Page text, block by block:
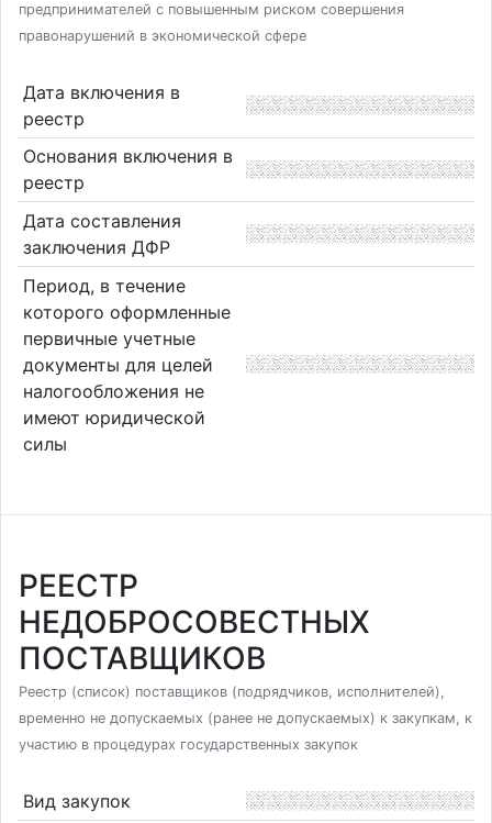
предпринимателей с повышенным риском совершения
правонарушений в экономической сфере
Дата включения в
реестр
Основания включения в
реестр
Дата составления
заключения ДФР
Период, в течение
которого оформленные
первичные учетные
документы для целей
налогообложения не
имеют юридической
силы
РЕЕСТР
НЕДОБРОСОВЕСТНЫХ
ПОСТАВЩИКОВ
Реестр (список) поставщиков (подрядчиков, исполнителей),
временно не допускаемых (ранее не допускаемых) к закупкам, к
участию в процедурах государственных закупок
Вид закупок